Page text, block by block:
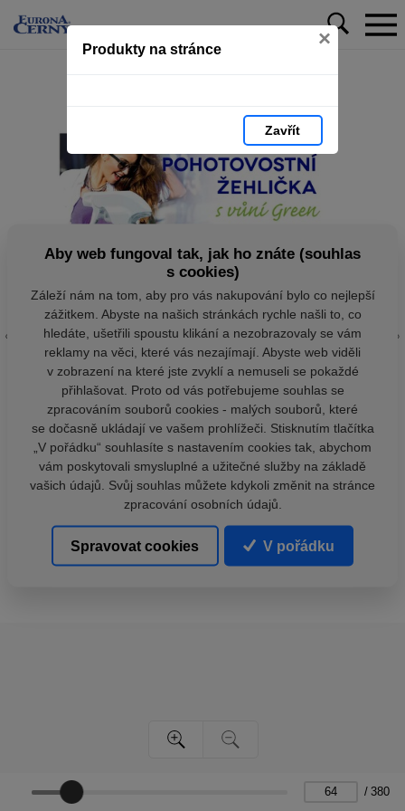
Produkty na stránce ×
Zavřít
/ 380
Aby web fungoval tak, jak ho znáte (souhlas
s cookies)
Záleží nám na tom, aby pro vás nakupování bylo co nejlepší
zážitkem. Abyste na našich stránkách rychle našli to, co
hledáte, ušetřili spoustu klikání a nezobrazovaly se vám
reklamy na věci, které vás nezajímají. Abyste web viděli
v zobrazení na které jste zvyklí a nemuseli se pokaždé
přihlašovat. Proto od vás potřebujeme souhlas se
zpracováním souborů cookies - malých souborů, které
se dočasně ukládají ve vašem prohlížeči. Stisknutím tlačítka
„V pořádku“ souhlasíte s nastavením cookies tak, abychom
vám poskytovali smysluplné a užitečné služby na základě
vašich údajů. Svůj souhlas můžete kdykoli změnit na stránce
zpracování osobních údajů.
Spravovat cookies V pořádku